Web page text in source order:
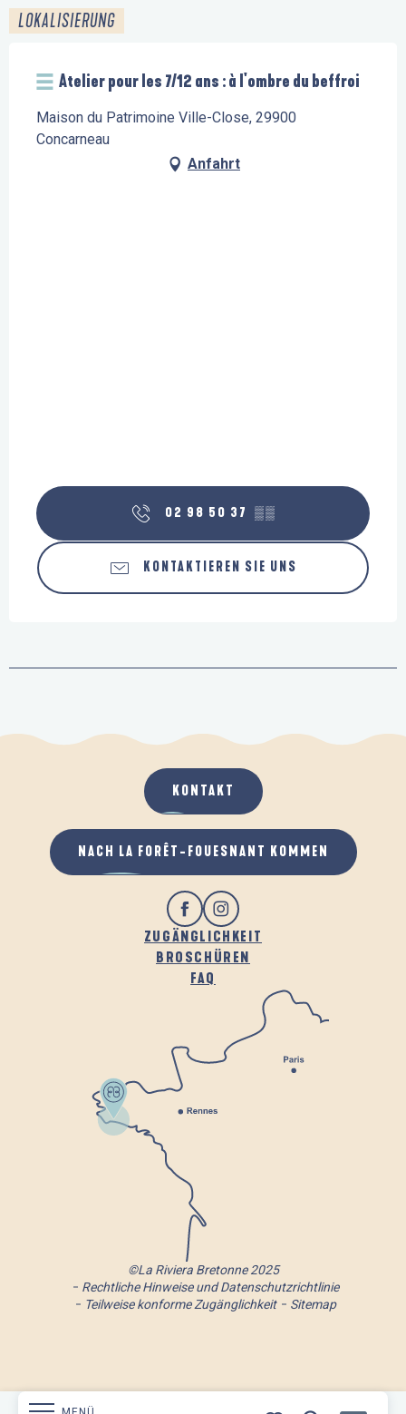
LOKALISIERUNG
Atelier pour les 7/12 ans : à l'ombre du beffroi
Maison du Patrimoine Ville-Close, 29900
Concarneau
Anfahrt
02 98 50 37 ▒▒
KONTAKTIEREN SIE UNS
ZUGÄNGLICHKEIT
BROSCHÜREN
FAQ
KONTAKT
NACH LA FORÊT-FOUESNANT KOMMEN
©La Riviera Bretonne 2025
Rechtliche Hinweise und Datenschutzrichtlinie
Teilweise konforme Zugänglichkeit
Sitemap